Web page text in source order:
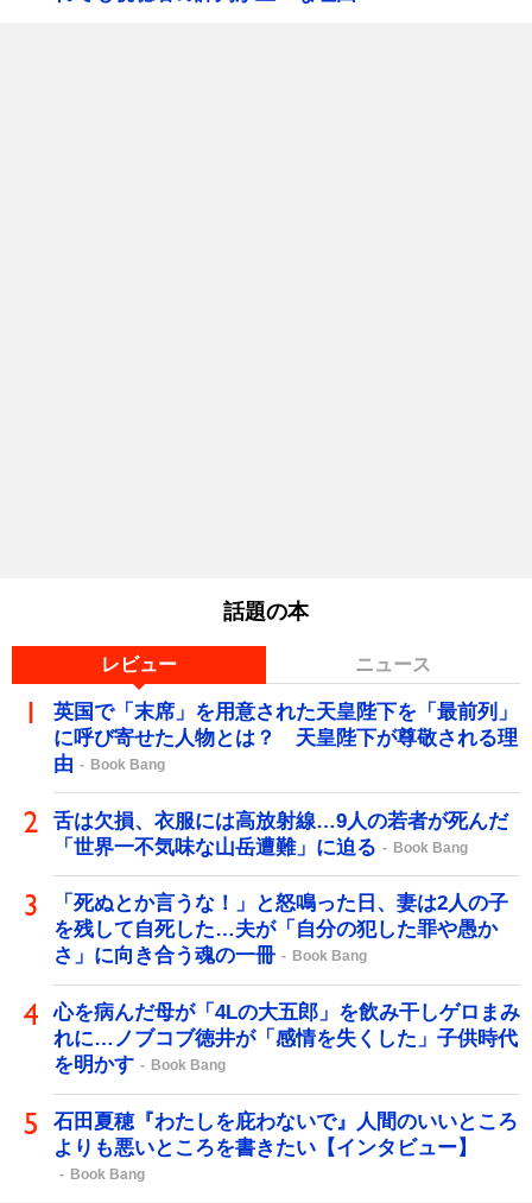
話題の本
レビュー ニュース
英国で「末席」を用意された天皇陛下を「最前列」
に呼び寄せた人物とは？ 天皇陛下が尊敬される理
由
Book Bang
舌は欠損、衣服には高放射線…9人の若者が死んだ
「世界一不気味な山岳遭難」に迫る
Book Bang
「死ぬとか言うな！」と怒鳴った日、妻は2人の子
を残して自死した…夫が「自分の犯した罪や愚か
さ」に向き合う魂の一冊
Book Bang
心を病んだ母が「4Lの大五郎」を飲み干しゲロまみ
れに…ノブコブ徳井が「感情を失くした」子供時代
を明かす
Book Bang
石田夏穂『わたしを庇わないで』人間のいいところ
よりも悪いところを書きたい【インタビュー】
Book Bang